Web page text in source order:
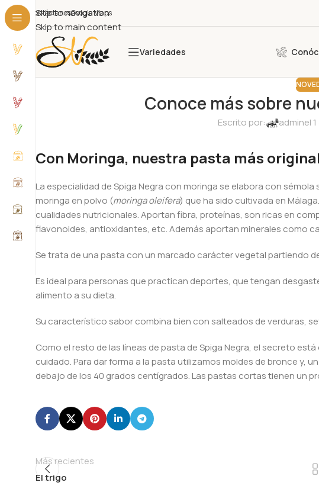
Skip to navigation
Skip to main content
ContáctanosGoogle Maps
Variedades
Conoce más sobre
Escrito por: adminel
Con Moringa, nuestra pasta más
La especialidad de Spiga Negra con moringa se elabora con
moringa en polvo (moringa oleifera) que ha sido cultivada en
cualidades nutricionales. Aportan fibra, proteínas, son ricas en
flavonoides, antioxidantes, etc. Además aportan minerales como
Se trata de una pasta con un marcado carácter vegetal partiendo
Es ideal para personas que practican deportes, que tengan
alimento a su dieta.
Su característico sabor combina bien con salteados de verduras,
Como el resto de las líneas de pasta de Spiga Negra, el secreto
cuidado. Para dar forma a la pasta utilizamos moldes de bronce y,
debajo de los 40 grados centígrados. Las pastas cortas tienen un
Más recientes
El trigo